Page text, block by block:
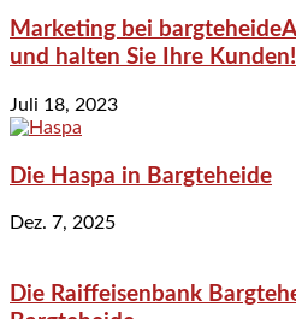
Marketing bei
und halten Sie Ihre Kunden!
Juli 18, 2023
Die Haspa in Bargteheide
Dez. 7, 2025
Die Raiffeisenbank